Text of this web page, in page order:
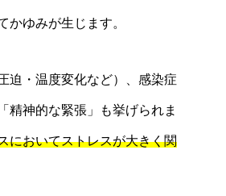
ゆみが生じます。
迫・温度変化など）、感染症
精神的な緊張」も挙げられま
においてストレスが大きく関